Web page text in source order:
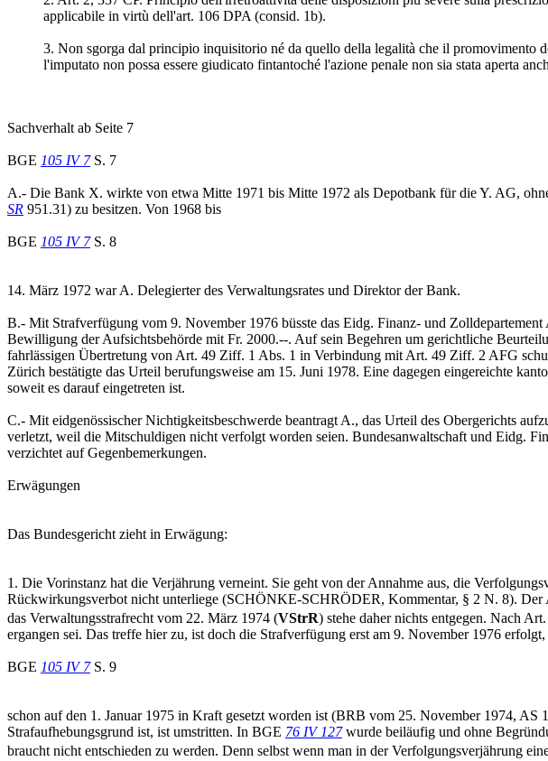
applicabile in virtù dell'art. 106 DPA (consid. 1b).
3. Non sgorga dal principio inquisitorio né da quello della legalità che il promovimento
l'imputato non possa essere giudicato fintantoché l'azione penale non sia stata aperta
Sachverhalt ab Seite 7
BGE 105 IV 7S. 7
A.- Die Bank X. wirkte von etwa Mitte 1971 bis Mitte 1972 als Depotbank für die Y. AG,
SR 951.31) zu besitzen. Von 1968 bis
BGE 105 IV 7S. 8
14. März 1972 war A. Delegierter des Verwaltungsrates und Direktor der Bank.
B.- Mit Strafverfügung vom 9. November 1976 büsste das Eidg. Finanz- und
Bewilligung der Aufsichtsbehörde mit Fr. 2000.--. Auf sein Begehren um gerichtliche
fahrlässigen Übertretung von Art. 49 Ziff. 1 Abs. 1 in Verbindung mit Art. 49 Ziff. 2 AFG
Zürich bestätigte das Urteil berufungsweise am 15. Juni 1978. Eine dagegen eingereichte
soweit es darauf eingetreten ist.
C.- Mit eidgenössischer Nichtigkeitsbeschwerde beantragt A., das Urteil des Obergerichts
verletzt, weil die Mitschuldigen nicht verfolgt worden seien. Bundesanwaltschaft und Eidg.
verzichtet auf Gegenbemerkungen.
Erwägungen
Das Bundesgericht zieht in Erwägung:
1. Die Vorinstanz hat die Verjährung verneint. Sie geht von der Annahme aus, die
Rückwirkungsverbot nicht unterliege (SCHÖNKE-SCHRÖDER, Kommentar, § 2 N. 8). Der
das Verwaltungsstrafrecht vom 22. März 1974 (VStrR) stehe daher nichts entgegen. Nach
ergangen sei. Das treffe hier zu, ist doch die Strafverfügung erst am 9. November 1976
BGE 105 IV 7S. 9
schon auf den 1. Januar 1975 in Kraft gesetzt worden ist (BRB vom 25. November 1974,
Strafaufhebungsgrund ist, ist umstritten. In BGE 76 IV 127wurde beiläufig und ohne
braucht nicht entschieden zu werden. Denn selbst wenn man in der Verfolgungsverjährung